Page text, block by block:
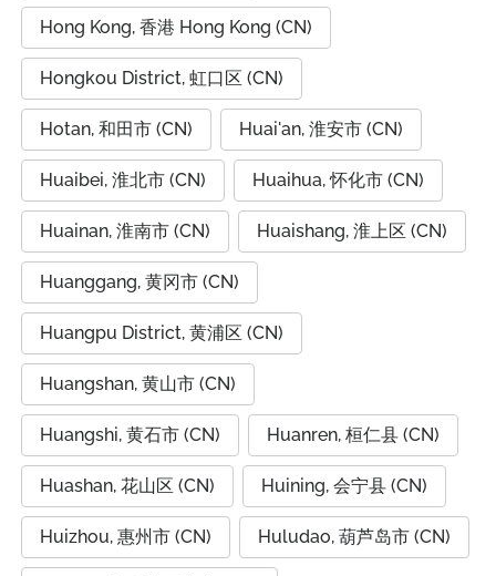
Hong Kong, 香港 Hong Kong (CN)
Hongkou District, 虹口区 (CN)
Hotan, 和田市 (CN) Huai'an, 淮安市 (CN)
Huaibei, 淮北市 (CN) Huaihua, 怀化市 (CN)
Huainan, 淮南市 (CN) Huaishang, 淮上区 (CN)
Huanggang, 黄冈市 (CN)
Huangpu District, 黄浦区 (CN)
Huangshan, 黄山市 (CN)
Huangshi, 黄石市 (CN) Huanren, 桓仁县 (CN)
Huashan, 花山区 (CN) Huining, 会宁县 (CN)
Huizhou, 惠州市 (CN) Huludao, 葫芦岛市 (CN)